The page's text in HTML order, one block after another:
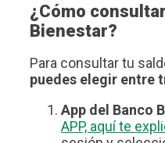
¿Cómo
Bienestar?
Para consultar tu
puedes elegir entre
App del Banco
APP, aquí te